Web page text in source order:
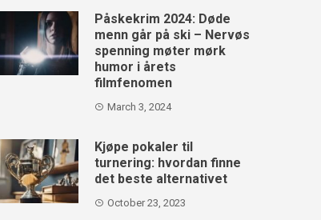
Påskekrim 2024: Døde
menn går på ski – Nervøs
spenning møter mørk
humor i årets
filmfenomen
March 3, 2024
Kjøpe pokaler til
turnering: hvordan finne
det beste alternativet
October 23, 2023